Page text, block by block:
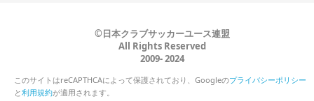
©日本クラブサッカーユース連盟
All Rights Reserved
2009- 2024
このサイトはreCAPTHCAによって保護されており、Googleのプライバシーポリシー
と利用規約が適用されます。